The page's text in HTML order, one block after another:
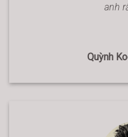
anh
Quỳnh